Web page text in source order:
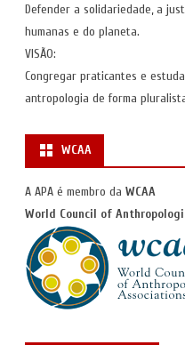
Defender a solidariedade, a
humanas e do planeta.
VISÃO:
Congregar praticantes e
antropologia de forma
WCAA
A APA é membro da WCAA
World Council of